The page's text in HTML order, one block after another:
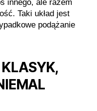
innego, ale razem
Taki układ jest
podążanie